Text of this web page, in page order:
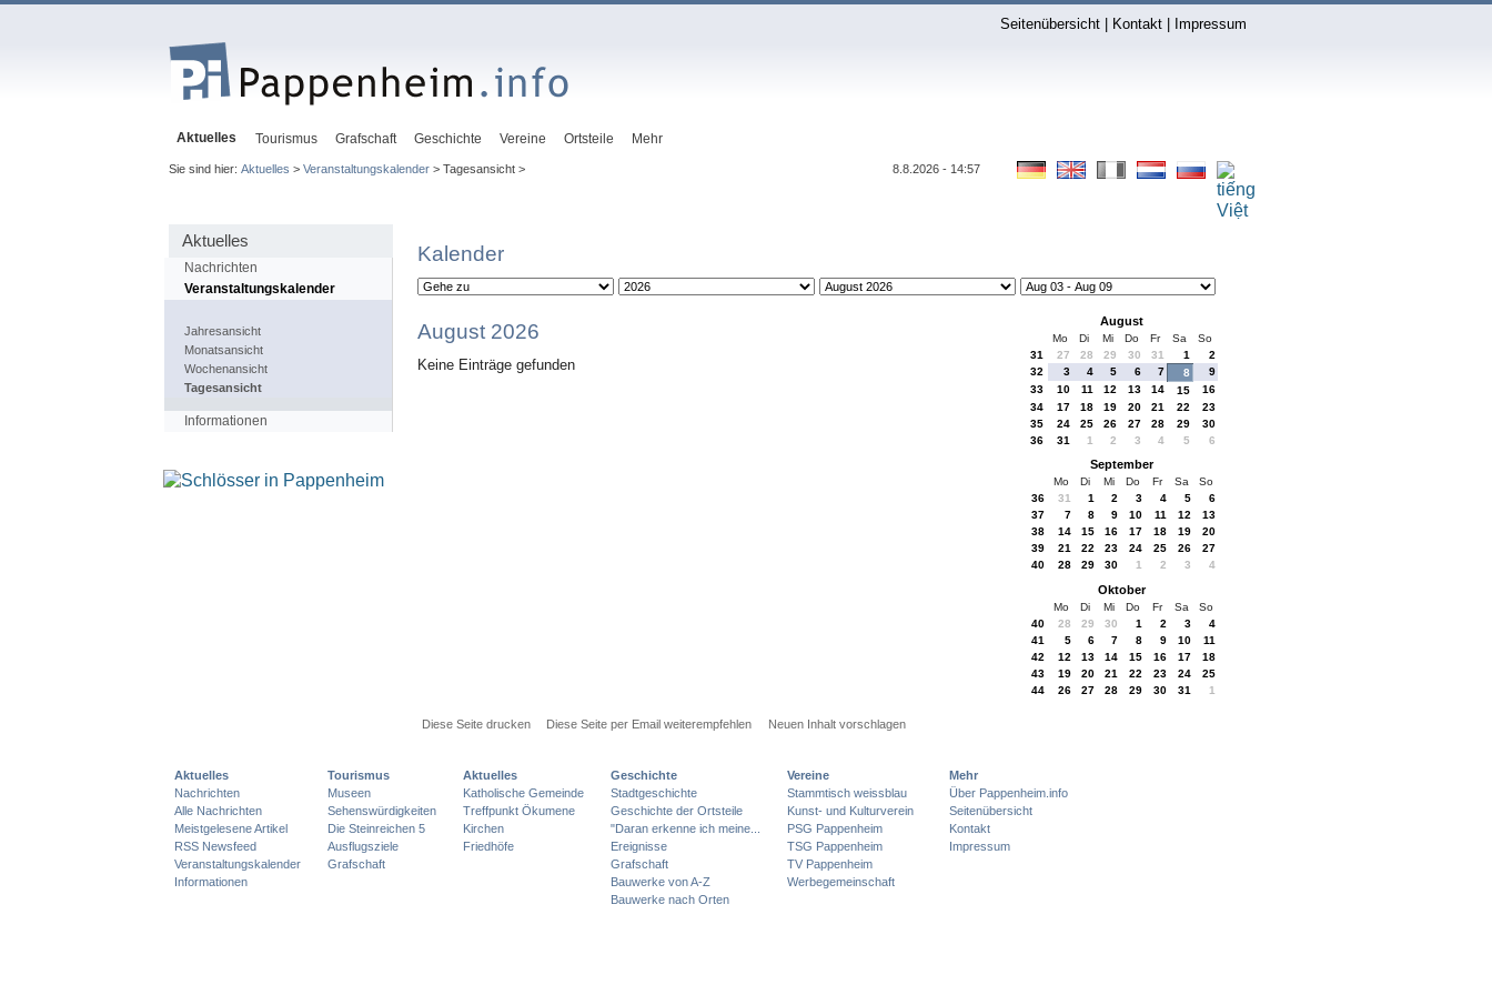
Seitenübersicht| Kontakt| Impressum
Aktuelles Tourismus Grafschaft Geschichte Vereine Ortsteile Mehr
Sie sind hier: Aktuelles > Veranstaltungskalender> Tagesansicht > 8.8.2026 - 14:57
Aktuelles
Nachrichten
Veranstaltungskalender
Jahresansicht
Monatsansicht
Wochenansicht
Tagesansicht
Informationen
Kalender
August 2026
Keine Einträge gefunden
August
Mo Di Mi Do Fr Sa
So
31
27 28 29 30 31 1
2
32
3 4 5 6 7 8
9
33
10 11 12 13 14 15
16
34
17 18 19 20 21 22
23
35
24 25 26 27 28 29
30
36
31 1 2 3 4 5 6
September
Mo Di Mi Do Fr Sa
So
36
31 1 2 3 4 5
6
37
7 8 9 10 11 12
13
38
14 15 16 17 18 19
20
39
21 22 23 24 25 26
27
40
28 29 30 1 2 3 4
Oktober
Mo Di Mi Do Fr Sa
So
40
28 29 30 1 2 3
4
41
5 6 7 8 9 10
11
42
12 13 14 15 16 17
18
43
19 20 21 22 23 24
25
44
26 27 28 29 30 31 1
Diese Seite drucken Diese Seite per Email weiterempfehlen Neuen Inhalt vorschlagen
Aktuelles
Nachrichten
Alle Nachrichten
Meistgelesene Artikel
RSS Newsfeed
Veranstaltungskalender
Informationen
Tourismus
Museen
Sehenswürdigkeiten
Die Steinreichen 5
Ausflugsziele
Grafschaft
Aktuelles
Katholische Gemeinde
Treffpunkt Ökumene
Kirchen
Friedhöfe
Geschichte
Stadtgeschichte
Geschichte der Ortsteile
"Daran erkenne ich meine...
Ereignisse
Grafschaft
Bauwerke von A-Z
Bauwerke nach Orten
Vereine
Stammtisch weissblau
Kunst- und Kulturverein
PSG Pappenheim
TSG Pappenheim
TV Pappenheim
Werbegemeinschaft
Mehr
Über Pappenheim.info
Seitenübersicht
Kontakt
Impressum